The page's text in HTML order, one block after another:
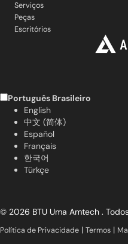
Serviços
Peças
Escritórios
Português Brasileiro
English
中文 (简体)
Español
Français
한국어
Türkçe
© 2026 BTU Uma Amtech .
Política de Privacidade | Termos |